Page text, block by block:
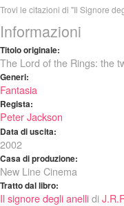
Trovi le citazioni di "Il Signore
Informazioni
Titolo originale:
The Lord of the Rings: the
Generi:
Fantasia
Regista:
Peter Jackson
Data di uscita:
2002
Casa di produzione:
New Line Cinema
Tratto dal libro:
Il signore degli anellidi